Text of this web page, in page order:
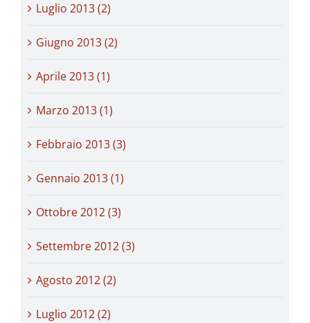
Luglio 2013 (2)
Giugno 2013 (2)
Aprile 2013 (1)
Marzo 2013 (1)
Febbraio 2013 (3)
Gennaio 2013 (1)
Ottobre 2012 (3)
Settembre 2012 (3)
Agosto 2012 (2)
Luglio 2012 (2)